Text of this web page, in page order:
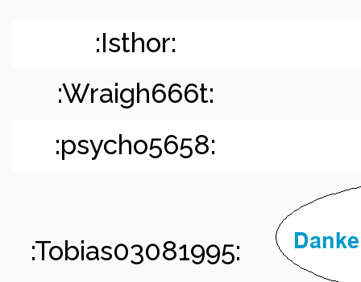
:Isthor:
:Wraigh666t:
:psycho5658:
:Tobias03081995: